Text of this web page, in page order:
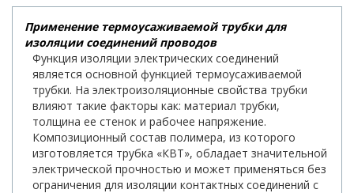
Применение термоусаживаемой трубки для
изоляции соединений проводов
Функция изоляции электрических соединений
является основной функцией термоусаживаемой
трубки. На электроизоляционные свойства трубки
влияют такие факторы как: материал трубки,
толщина ее стенок и рабочее напряжение.
Композиционный состав полимера, из которого
изготовляется трубка «КВТ», обладает значительной
электрической прочностью и может применяться без
ограничения для изоляции контактных соединений с